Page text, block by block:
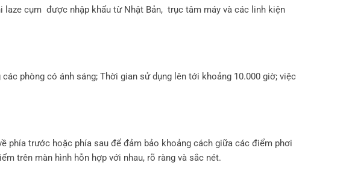
laze cụm được nhập khẩu từ Nhật Bản, trục tâm máy và các linh kiện
phòng có ánh sáng; Thời gian sử dụng lên tới khoảng 10.000 giờ; việc
phía trước hoặc phía sau để đảm bảo khoảng cách giữa các điểm phơi
trên màn hình hỗn hợp với nhau, rõ ràng và sắc nét.